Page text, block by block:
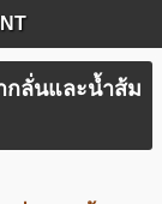
กลั่นและน้ำส้ม